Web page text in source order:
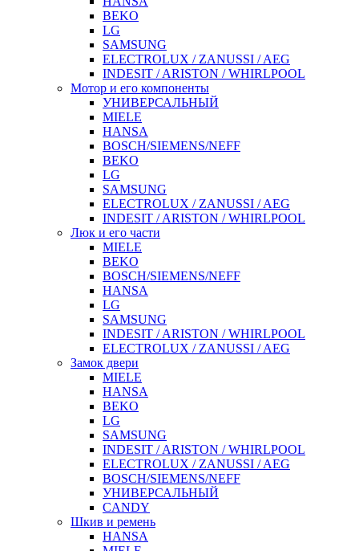
BEKO
LG
SAMSUNG
ELECTROLUX / ZANUSSI / AEG
INDESIT / ARISTON / WHIRLPOOL
Мотор и его компоненты
УНИВЕРСАЛЬНЫЙ
MIELE
HANSA
BOSCH/SIEMENS/NEFF
BEKO
LG
SAMSUNG
ELECTROLUX / ZANUSSI / AEG
INDESIT / ARISTON / WHIRLPOOL
Люк и его части
MIELE
BEKO
BOSCH/SIEMENS/NEFF
HANSA
LG
SAMSUNG
INDESIT / ARISTON / WHIRLPOOL
ELECTROLUX / ZANUSSI / AEG
Замок двери
MIELE
HANSA
BEKO
LG
SAMSUNG
INDESIT / ARISTON / WHIRLPOOL
ELECTROLUX / ZANUSSI / AEG
BOSCH/SIEMENS/NEFF
УНИВЕРСАЛЬНЫЙ
CANDY
Шкив и ремень
HANSA